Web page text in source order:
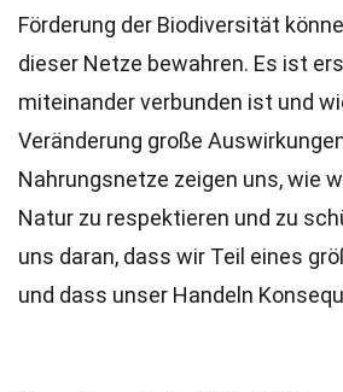
Förderung der Biodiversität
dieser Netze bewahren. Es ist
miteinander verbunden ist und
Veränderung große
Nahrungsnetze zeigen uns, wie
Natur zu respektieren und zu
uns daran, dass wir Teil eines
und dass unser Handeln